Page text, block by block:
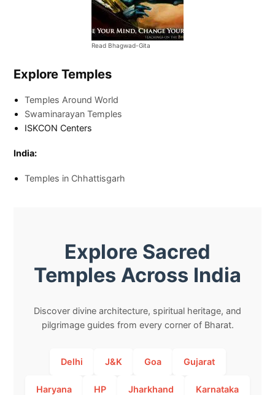
Read Bhagwad-Gita
Explore Temples
Temples Around World
Swaminarayan Temples
ISKCON Centers
India:
Temples in Chhattisgarh
Explore Sacred
Temples Across India
Discover divine architecture, spiritual heritage, and
pilgrimage guides from every corner of Bharat.
Delhi J&K Goa Gujarat
Haryana HP Jharkhand Karnataka